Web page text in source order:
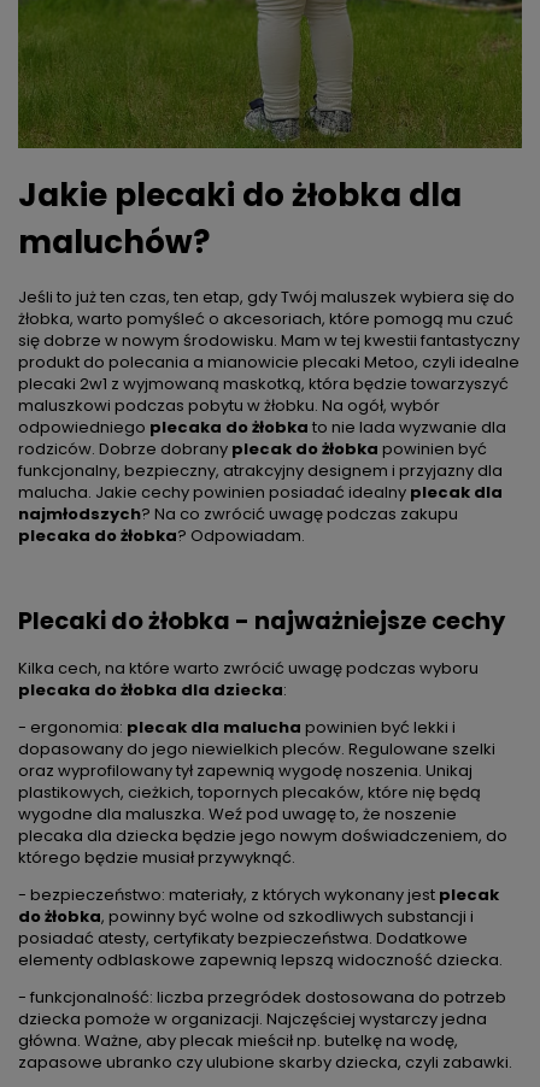
Jakie plecaki do żłobka dla
maluchów?
Jeśli to już ten czas, ten etap, gdy Twój maluszek wybiera się do
żłobka, warto pomyśleć o akcesoriach, które pomogą mu czuć
się dobrze w nowym środowisku. Mam w tej kwestii fantastyczny
produkt do polecania a mianowicie plecaki Metoo, czyli idealne
plecaki 2w1 z wyjmowaną maskotką, która będzie towarzyszyć
maluszkowi podczas pobytu w żłobku. Na ogół, wybór
odpowiedniego plecaka do żłobka to nie lada wyzwanie dla
rodziców. Dobrze dobrany plecak do żłobka powinien być
funkcjonalny, bezpieczny, atrakcyjny designem i przyjazny dla
malucha. Jakie cechy powinien posiadać idealny plecak dla
najmłodszych? Na co zwrócić uwagę podczas zakupu
plecaka do żłobka? Odpowiadam.
Plecaki do żłobka - najważniejsze cechy
Kilka cech, na które warto zwrócić uwagę podczas wyboru
plecaka do żłobka dla dziecka:
- ergonomia: plecak dla malucha powinien być lekki i
dopasowany do jego niewielkich pleców. Regulowane szelki
oraz wyprofilowany tył zapewnią wygodę noszenia. Unikaj
plastikowych, cieżkich, topornych plecaków, które nię będą
wygodne dla maluszka. Weź pod uwagę to, że noszenie
plecaka dla dziecka będzie jego nowym doświadczeniem, do
którego będzie musiał przywyknąć.
- bezpieczeństwo: materiały, z których wykonany jest plecak
do żłobka, powinny być wolne od szkodliwych substancji i
posiadać atesty, certyfikaty bezpieczeństwa. Dodatkowe
elementy odblaskowe zapewnią lepszą widoczność dziecka.
- funkcjonalność: liczba przegródek dostosowana do potrzeb
dziecka pomoże w organizacji. Najczęściej wystarczy jedna
główna. Ważne, aby plecak mieścił np. butelkę na wodę,
zapasowe ubranko czy ulubione skarby dziecka, czyli zabawki.